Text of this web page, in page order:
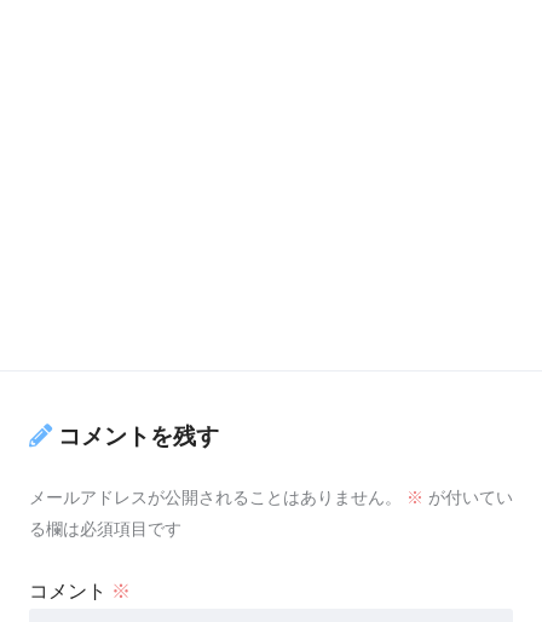
コメントを残す
メールアドレスが公開されることはありません。 ※ が付いてい
る欄は必須項目です
コメント ※